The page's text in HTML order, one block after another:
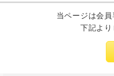
当ページは会
下記よ